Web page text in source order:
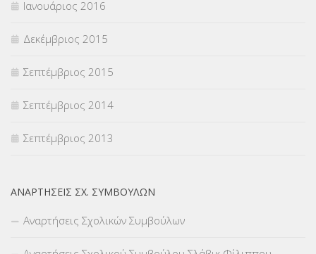
Ιανουάριος 2016
Δεκέμβριος 2015
Σεπτέμβριος 2015
Σεπτέμβριος 2014
Σεπτέμβριος 2013
ΑΝΑΡΤΉΣΕΙΣ ΣΧ. ΣΥΜΒΟΎΛΩΝ
Αναρτήσεις Σχολικών Συμβούλων